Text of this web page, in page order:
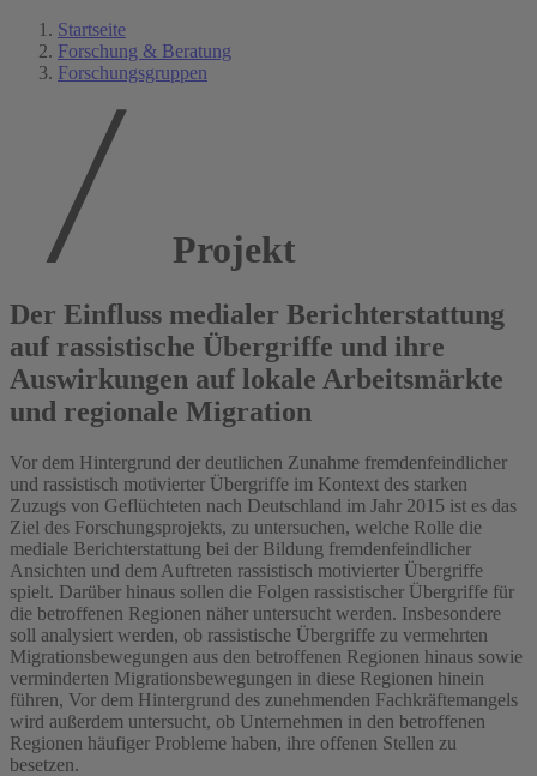
Startseite
Forschung & Beratung
Forschungsgruppen
Projekt
Der Einfluss medialer Berichterstattung
auf rassistische Übergriffe und ihre
Auswirkungen auf lokale Arbeitsmärkte
und regionale Migration
Vor dem Hintergrund der deutlichen Zunahme fremdenfeindlicher
und rassistisch motivierter Übergriffe im Kontext des starken
Zuzugs von Geflüchteten nach Deutschland im Jahr 2015 ist es das
Ziel des Forschungsprojekts, zu untersuchen, welche Rolle die
mediale Berichterstattung bei der Bildung fremdenfeindlicher
Ansichten und dem Auftreten rassistisch motivierter Übergriffe
spielt. Darüber hinaus sollen die Folgen rassistischer Übergriffe für
die betroffenen Regionen näher untersucht werden. Insbesondere
soll analysiert werden, ob rassistische Übergriffe zu vermehrten
Migrationsbewegungen aus den betroffenen Regionen hinaus sowie
verminderten Migrationsbewegungen in diese Regionen hinein
führen, Vor dem Hintergrund des zunehmenden Fachkräftemangels
wird außerdem untersucht, ob Unternehmen in den betroffenen
Regionen häufiger Probleme haben, ihre offenen Stellen zu
besetzen.